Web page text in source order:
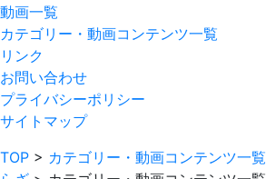
動画一覧
カテゴリー・動画コンテンツ一覧
リンク
お問い合わせ
プライバシーポリシー
サイトマップ
TOP > カテゴリー・動画コンテンツ一覧